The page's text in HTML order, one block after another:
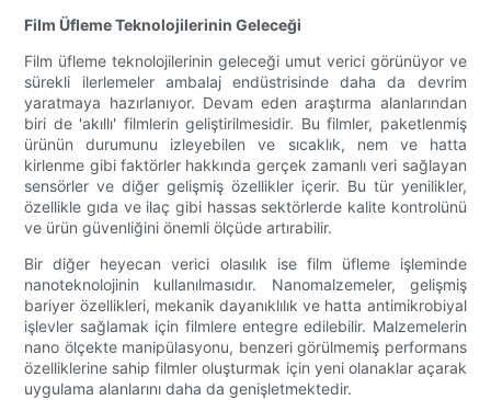
Film Üfleme Teknolojilerinin Geleceği
Film üfleme teknolojilerinin geleceği umut verici görünüyor ve
sürekli ilerlemeler ambalaj endüstrisinde daha da devrim
yaratmaya hazırlanıyor. Devam eden araştırma alanlarından
biri de 'akıllı' filmlerin geliştirilmesidir. Bu filmler, paketlenmiş
ürünün durumunu izleyebilen ve sıcaklık, nem ve hatta
kirlenme gibi faktörler hakkında gerçek zamanlı veri sağlayan
sensörler ve diğer gelişmiş özellikler içerir. Bu tür yenilikler,
özellikle gıda ve ilaç gibi hassas sektörlerde kalite kontrolünü
ve ürün güvenliğini önemli ölçüde artırabilir.
Bir diğer heyecan verici olasılık ise film üfleme işleminde
nanoteknolojinin kullanılmasıdır. Nanomalzemeler, gelişmiş
bariyer özellikleri, mekanik dayanıklılık ve hatta antimikrobiyal
işlevler sağlamak için filmlere entegre edilebilir. Malzemelerin
nano ölçekte manipülasyonu, benzeri görülmemiş performans
özelliklerine sahip filmler oluşturmak için yeni olanaklar açarak
uygulama alanlarını daha da genişletmektedir.